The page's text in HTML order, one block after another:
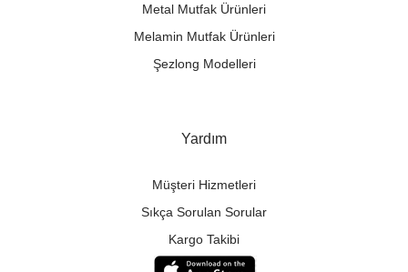
Metal Mutfak Ürünleri
Melamin Mutfak Ürünleri
Şezlong Modelleri
Yardım
Müşteri Hizmetleri
Sıkça Sorulan Sorular
Kargo Takibi